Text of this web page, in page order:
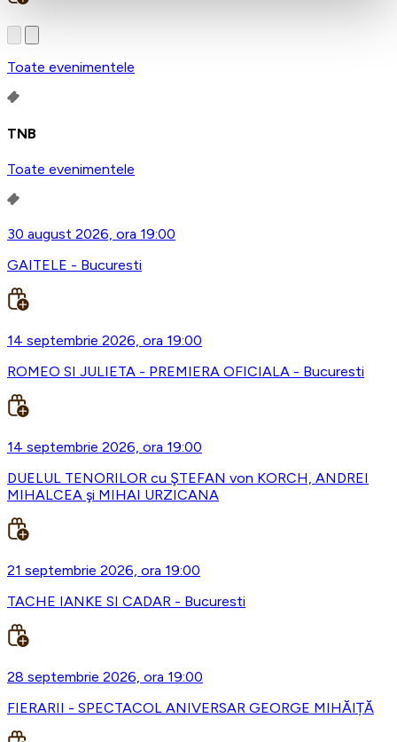
Toate evenimentele
TNB
Toate evenimentele
30 august 2026, ora 19:00
GAITELE - Bucuresti
14 septembrie 2026, ora 19:00
ROMEO SI JULIETA - PREMIERA OFICIALA - Bucuresti
14 septembrie 2026, ora 19:00
DUELUL TENORILOR cu ŞTEFAN von KORCH, ANDREI
MIHALCEA şi MIHAI URZICANA
21 septembrie 2026, ora 19:00
TACHE IANKE SI CADAR - Bucuresti
28 septembrie 2026, ora 19:00
FIERARII - SPECTACOL ANIVERSAR GEORGE MIHĂIȚĂ